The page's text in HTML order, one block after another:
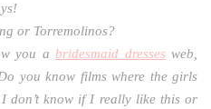
or Torremolinos?
you a bridesmaid dresses web,
you know films where the girls
don’t know if I really like this or